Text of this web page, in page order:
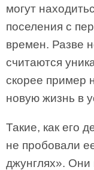
могут
поселения с
времен. Разве
считаются
скорее пример
новую жизнь в
Такие, как его
не пробовали
джунглях». Они